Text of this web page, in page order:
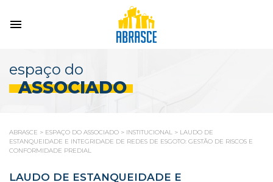
espaço do
ASSOCIADO
ABRASCE > ESPAÇO DO ASSOCIADO > INSTITUCIONAL > LAUDO DE
ESTANQUEIDADE E INTEGRIDADE DE REDES DE ESGOTO: GESTÃO DE RISCOS E
CONFORMIDADE PREDIAL
LAUDO DE ESTANQUEIDADE E